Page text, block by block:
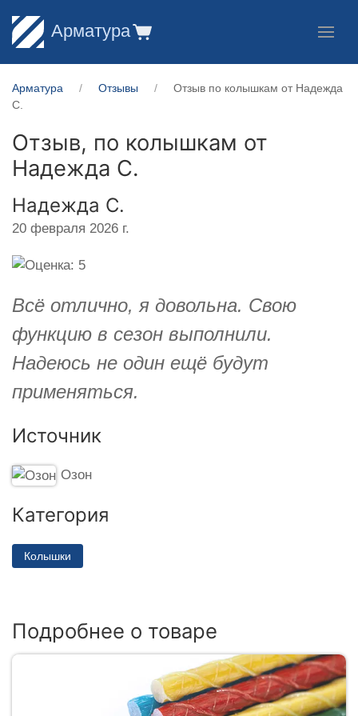
Арматура
Арматура Отзывы
Отзыв по колышкам от Надежда
С.
Отзыв, по колышкам от
Надежда С.
Надежда С.
20 февраля 2026 г.
Всё отлично, я довольна. Свою
функцию в сезон выполнили.
Надеюсь не один ещё будут
применяться.
Источник
Озон
Категория
Колышки
Подробнее о товаре